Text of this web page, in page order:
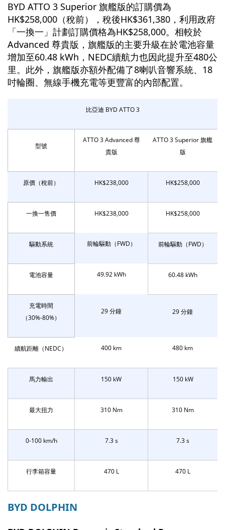
BYD ATTO 3 Superior 旗艦版的訂購價為
HK$258,000（稅前），稅後HK$361,380，利用政府
「一換一」計劃訂購價格為HK$258,000。相較於
Advanced 尊貴版，旗艦版的主要升級在於電池容量
增加至60.48 kWh，NEDC續航力也因此提升至480公
里。此外，旗艦版亦額外配備了8喇叭音響系統、18
吋輪圈、無線手機充電等更豐富的內部配置。
比亞迪 BYD ATTO 3
型號
ATTO 3 Advanced 尊
貴版
ATTO 3 Superior 旗艦
版
原價（稅前） HK$238,000 HK$258,000
一換一售價 HK$238,000 HK$258,000
驅動系統 前輪驅動（FWD） 前輪驅動（FWD）
電池容量 49.92 kWh 60.48 kWh
充電時間
（30%-80%）
29 分鐘 29 分鐘
續航距離（NEDC） 400 km 480 km
馬力輸出 150 kW 150 kW
最大扭力 310 Nm 310 Nm
0-100 km/h 7.3 s 7.3 s
行李箱容量 470 L 470 L
BYD DOLPHIN